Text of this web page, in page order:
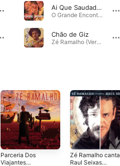
Ai Que Saudade D'Ocê
O Grande Encontro II · 1997
Chão de Giz
Zé Ramalho (Versão com Faixas Bônus) · 1978
Parceria Dos
Viajantes
Zé Ramalho canta
Raul Seixas